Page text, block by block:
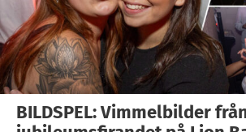
BILDSPEL: Vimmelbilder